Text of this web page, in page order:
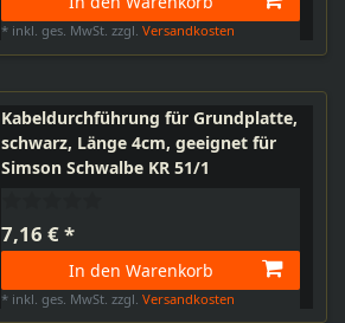
* inkl. ges. MwSt. zzgl.Versandkosten
Kabeldurchführung für Grundplatte,
schwarz, Länge 4cm, geeignet für
Simson Schwalbe KR 51/1
7,16 € *
In den Warenkorb
* inkl. ges. MwSt. zzgl.Versandkosten